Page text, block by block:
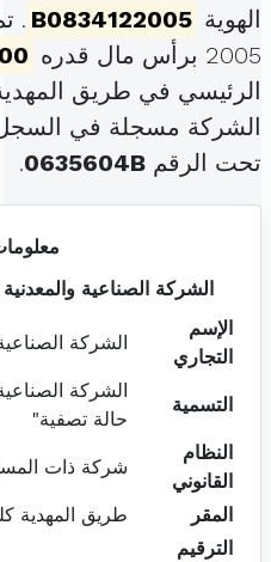
الهوية B0834122005
2005 برأس مال قدره
الرئيسي في طريق المهدية كلم 11
الشركة مسجلة في
تحت الرقم 0635604B
.
الشركة الصناعية
الإسم
التجاري
الشركة
التسمية
الشركة
حالة تصفية"
النظام
القانوني
شركة ذات
المقر
طريق المهدية كلم 11
الترقيم